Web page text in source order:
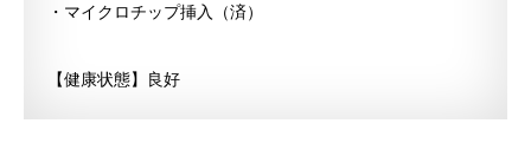
・マイクロチップ挿入（済）
【健康状態】良好